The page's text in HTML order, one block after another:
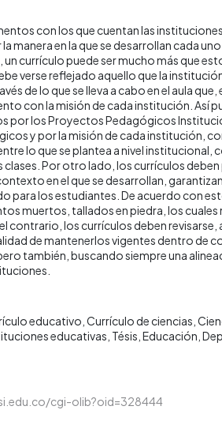
con los que cuentan las
manera en la que se desarrollan cada
currículo puede ser mucho más que
verse reflejado aquello que la
de lo que se lleva a cabo en el aula
con la misión de cada institución. Así
por los Proyectos Pedagógicos
y por la misión de cada institución,
lo que se plantea a nivel institucional,
clases. Por otro lado, los currículos
en el que se desarrollan,
para los estudiantes. De acuerdo con
muertos, tallados en piedra, los cuales
contrario, los currículos deben revisarse,
de mantenerlos vigentes dentro de
también, buscando siempre una
educativo Currículo de ciencias
educativas Tésis Educación
cgi-olib?oid=328444